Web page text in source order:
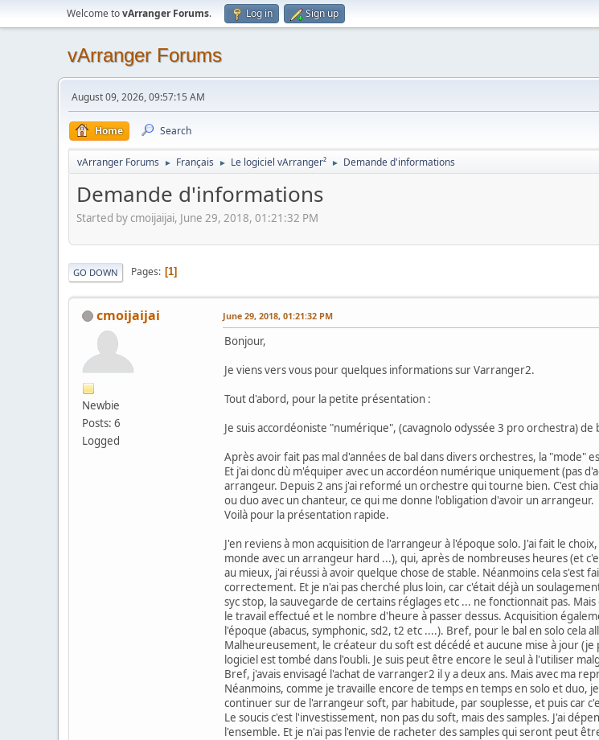
Welcome tovArranger Forums. Log in Sign up
vArranger Forums
August 09, 2026, 09:57:15 AM
Home Search
vArranger Forums ► Français ► Le logiciel vArranger² ► Demande d'informations
Demande d'informations
Started by cmoijaijai, June 29, 2018, 01:21:32 PM
GO DOWN Pages 1
cmoijaijai
Newbie
Posts: 6
Logged
June 29, 2018, 01:21:32 PM
Bonjour,
Je viens vers vous pour quelques informations sur Varranger2.
Tout d'abord, pour la petite présentation :
Je suis accordéoniste "numérique", (cavagnolo odyssée 3 pro orchestra) de
Après avoir fait pas mal d'années de bal dans divers orchestres, la "mode"
Et j'ai donc dù m'équiper avec un accordéon numérique uniquement (pas
arrangeur. Depuis 2 ans j'ai reformé un orchestre qui tourne bien. C'est
ou duo avec un chanteur, ce qui me donne l'obligation d'avoir un arrangeur.
Voilà pour la présentation rapide.
J'en reviens à mon acquisition de l'arrangeur à l'époque solo. J'ai fait le
monde avec un arrangeur hard ...), qui, après de nombreuses heures (et
au mieux, j'ai réussi à avoir quelque chose de stable. Néanmoins cela
correctement. Et je n'ai pas cherché plus loin, car c'était déjà un
syc stop, la sauvegarde de certains réglages etc ... ne fonctionnait pas.
le travail effectué et le nombre d'heure à passer dessus. Acquisition
l'époque (abacus, symphonic, sd2, t2 etc ....). Bref, pour le bal en solo cela
Malheureusement, le créateur du soft est décédé et aucune mise à jour
logiciel est tombé dans l'oubli. Je suis peut être encore le seul à l'utiliser
Bref, j'avais envisagé l'achat de varranger2 il y a deux ans. Mais avec ma
Néanmoins, comme je travaille encore de temps en temps en solo et duo,
continuer sur de l'arrangeur soft, par habitude, par souplesse, et puis car
Le soucis c'est l'investissement, non pas du soft, mais des samples. J'ai
l'ensemble. Et je n'ai pas l'envie de racheter des samples qui seront peut